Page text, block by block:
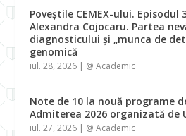
Poveștile CEMEX-ului. Episodul
Alexandra Cojocaru. Partea
diagnosticului și „munca de
genomică
iul. 28, 2026 | @ Academic
Note de 10 la nouă programe
Admiterea 2026 organizată de
iul. 27, 2026 | @ Academic